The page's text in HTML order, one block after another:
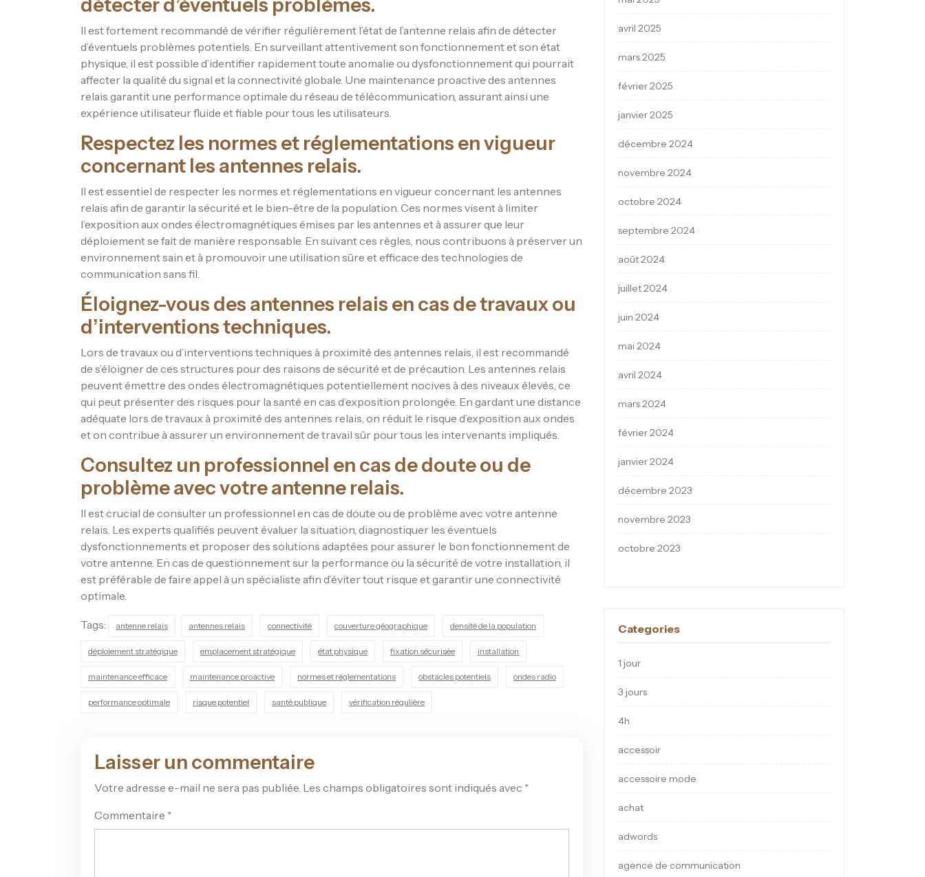
détecter d’éventuels problèmes.
Il est fortement recommandé de vérifier régulièrement l’état de l’antenne relais afin de détecter
d’éventuels problèmes potentiels. En surveillant attentivement son fonctionnement et son état
physique, il est possible d’identifier rapidement toute anomalie ou dysfonctionnement qui pourrait
affecter la qualité du signal et la connectivité globale. Une maintenance proactive des antennes
relais garantit une performance optimale du réseau de télécommunication, assurant ainsi une
expérience utilisateur fluide et fiable pour tous les utilisateurs.
Respectez les normes et réglementations en vigueur
concernant les antennes relais.
Il est essentiel de respecter les normes et réglementations en vigueur concernant les antennes
relais afin de garantir la sécurité et le bien-être de la population. Ces normes visent à limiter
l’exposition aux ondes électromagnétiques émises par les antennes et à assurer que leur
déploiement se fait de manière responsable. En suivant ces règles, nous contribuons à préserver un
environnement sain et à promouvoir une utilisation sûre et efficace des technologies de
communication sans fil.
Éloignez-vous des antennes relais en cas de travaux ou
d’interventions techniques.
Lors de travaux ou d’interventions techniques à proximité des antennes relais, il est recommandé
de s’éloigner de ces structures pour des raisons de sécurité et de précaution. Les antennes relais
peuvent émettre des ondes électromagnétiques potentiellement nocives à des niveaux élevés, ce
qui peut présenter des risques pour la santé en cas d’exposition prolongée. En gardant une distance
adéquate lors de travaux à proximité des antennes relais, on réduit le risque d’exposition aux ondes
et on contribue à assurer un environnement de travail sûr pour tous les intervenants impliqués.
Consultez un professionnel en cas de doute ou de
problème avec votre antenne relais.
Il est crucial de consulter un professionnel en cas de doute ou de problème avec votre antenne
relais. Les experts qualifiés peuvent évaluer la situation, diagnostiquer les éventuels
dysfonctionnements et proposer des solutions adaptées pour assurer le bon fonctionnement de
votre antenne. En cas de questionnement sur la performance ou la sécurité de votre installation, il
est préférable de faire appel à un spécialiste afin d’éviter tout risque et garantir une connectivité
optimale.
Tags: antenne relais antennes relais connectivité couverture géographique densité de la population
déploiement stratégique emplacement stratégique état physique fixation sécurisée installation
maintenance efficace maintenance proactive normes et réglementations obstacles potentiels ondes radio
performance optimale risque potentiel santé publique vérification régulière
Laisser un commentaire
Votre adresse e-mail ne sera pas publiée. Les champs obligatoires sont indiqués avec *
Commentaire *
avril 2025
mars 2025
février 2025
janvier 2025
décembre 2024
novembre 2024
octobre 2024
septembre 2024
août 2024
juillet 2024
juin 2024
mai 2024
avril 2024
mars 2024
février 2024
janvier 2024
décembre 2023
novembre 2023
octobre 2023
Categories
1 jour
3 jours
4h
accessoir
accessoire mode
achat
adwords
agence de communication